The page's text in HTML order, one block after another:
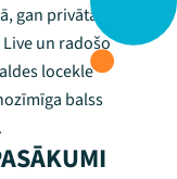
gan privātajā
un radošo
locekle
balss